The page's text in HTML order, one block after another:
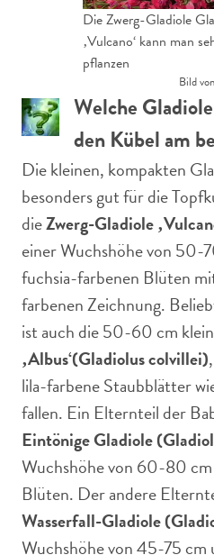
Die Zwerg-Gladiole
‚Vulcano‘ kann man
pflanzen
Bild von
Welche
den Kübel am
Die kleinen, kompakten
besonders gut für die
dieZwerg-Gladiole
einer Wuchshöhe von 50-
fuchsia-farbenen Blüten
farbenen Zeichnung.
ist auch die 50-60 cm
‚Albus‘(Gladiolus colvillei)
lila-farbene Staubblätter
fallen. Ein Elternteil der
Eintönige Gladiole
Wuchshöhe von 60-80
Blüten. Der andere
Wasserfall-Gladiole
Wuchshöhe von 45-75 cm